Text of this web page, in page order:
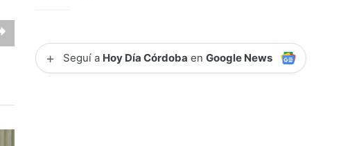
+ Seguí a Hoy Día Córdoba enGoogle News